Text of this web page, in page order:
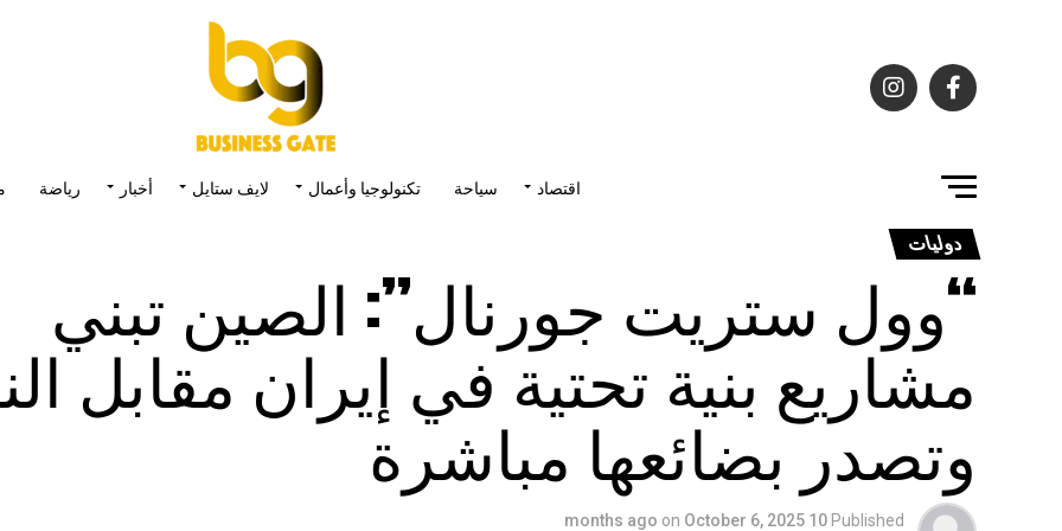
اقتصاد سياحة تكنولوجيا وأعمال لايف ستايل أخبار رياضة
دوليات
“وول ستريت جورنال”: الصين تبني
مشاريع بنية تحتية في إيران مقابل
وتصدر بضائعها مباشرة
Published
10 months ago
on October 6, 2025